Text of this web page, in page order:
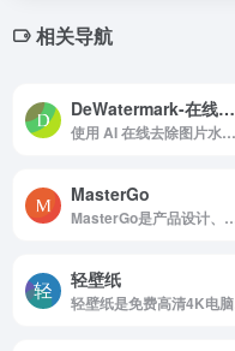
相关导航
DeWatermark-在线去水印 | 免费在线去除图片水印
使用 AI 在线去除图片水印-在线去水印，帮助快速免费去除图片上的文字、水印和标志。
MasterGo
MasterGo是产品设计、
轻壁纸